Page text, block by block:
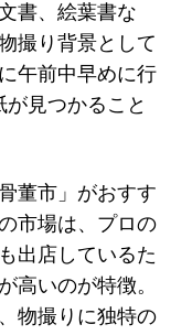
書、絵葉書な
撮り背景として
午前中早めに行
が見つかること
董市」がおすす
市場は、プロの
出店しているた
高いのが特徴。
物撮りに独特の